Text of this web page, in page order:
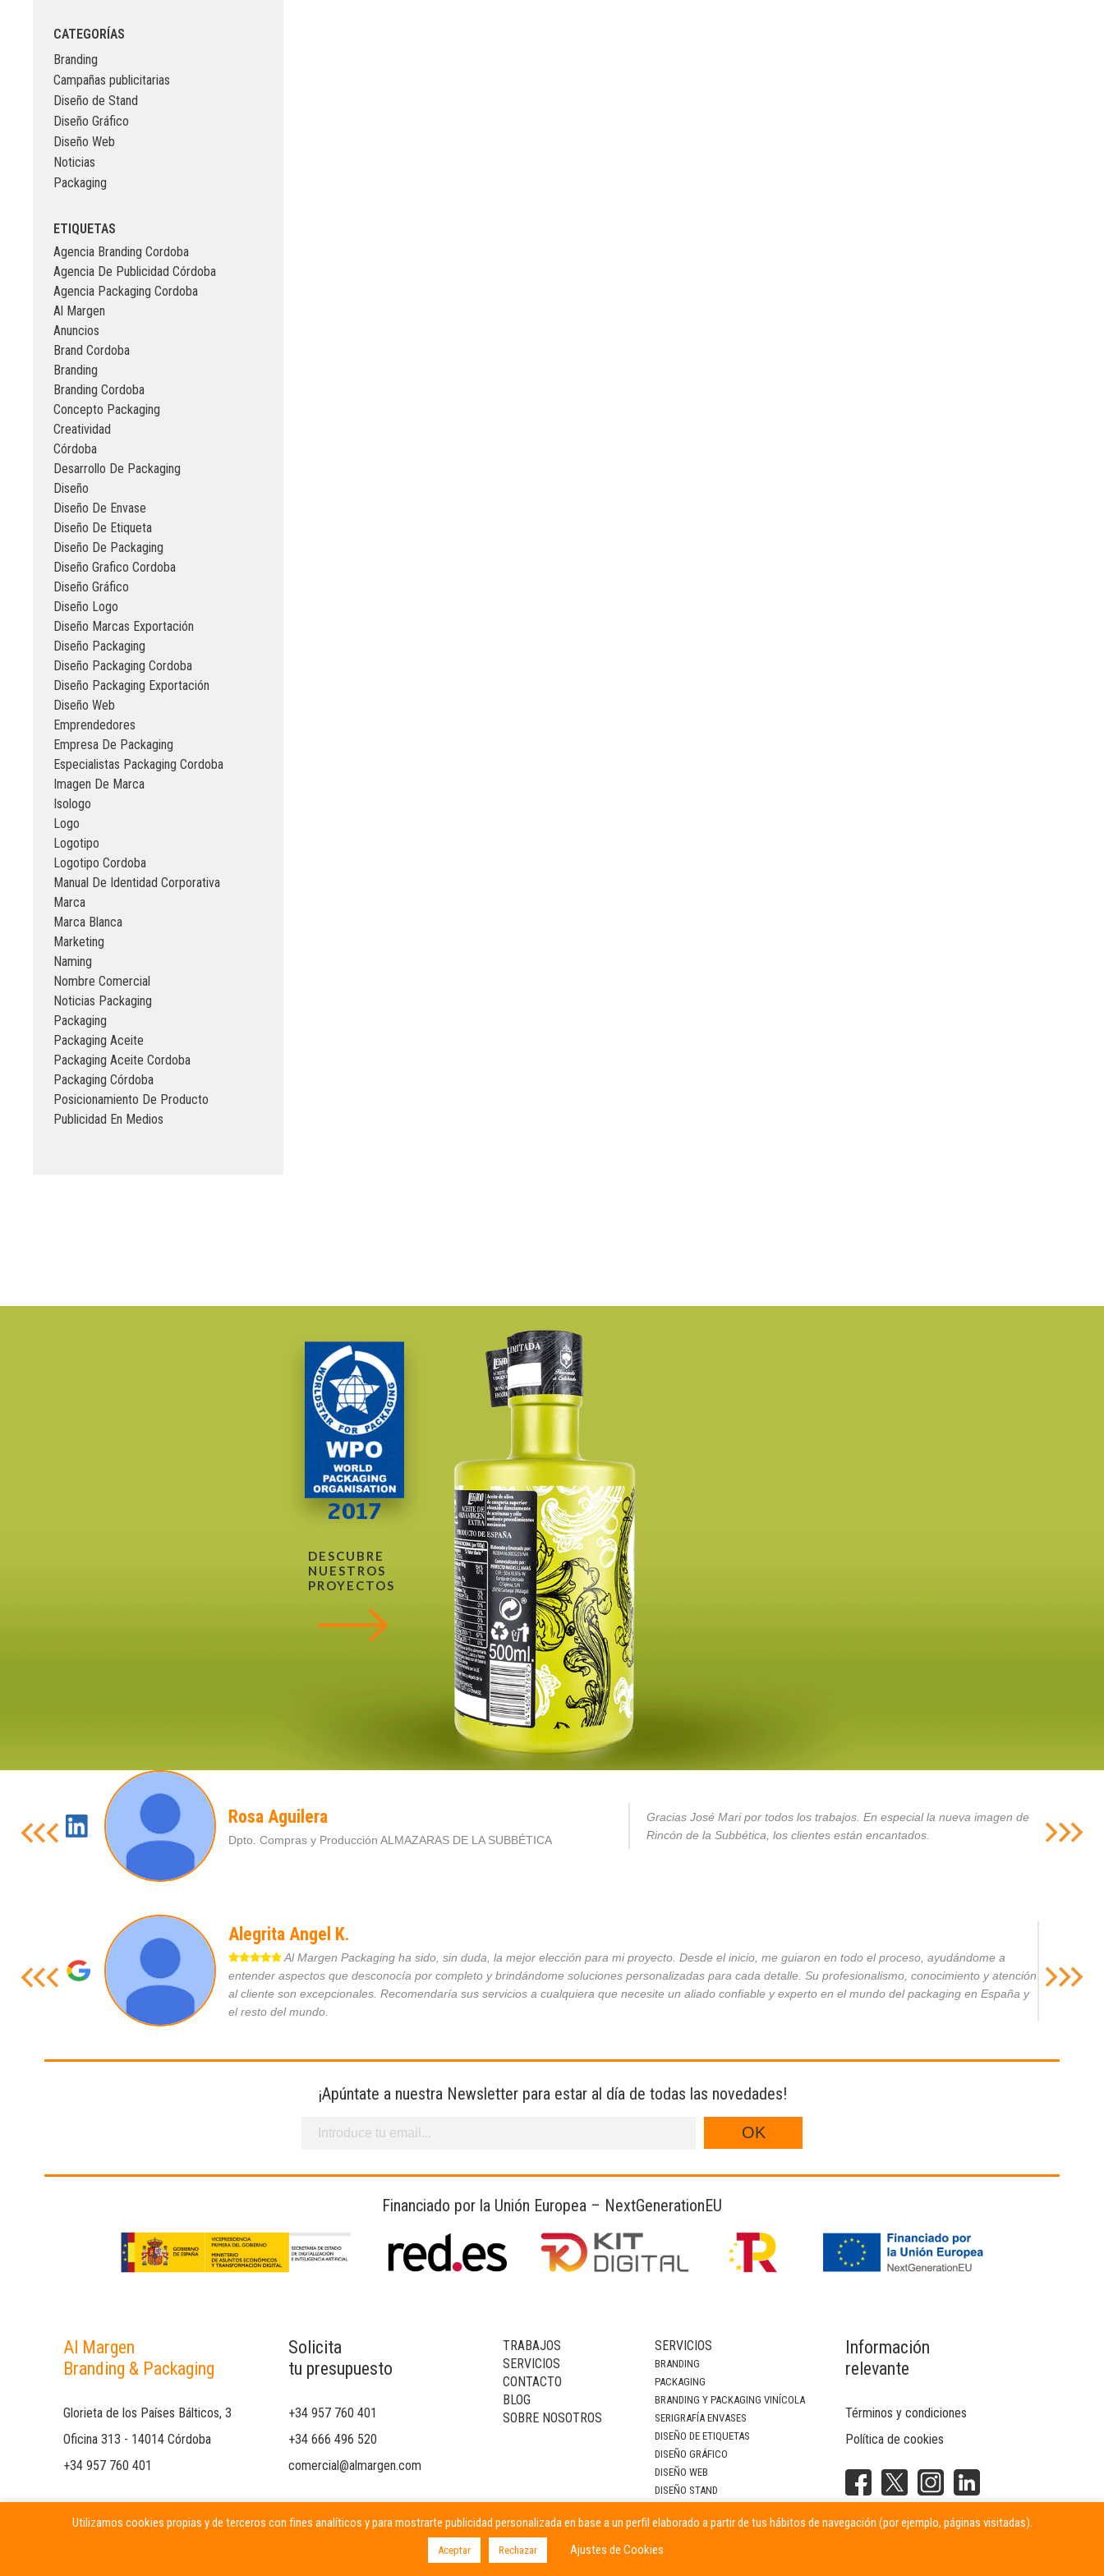
CATEGORÍAS
Branding
Campañas publicitarias
Diseño de Stand
Diseño Gráfico
Diseño Web
Noticias
Packaging
ETIQUETAS
Agencia Branding Cordoba
Agencia De Publicidad Córdoba
Agencia Packaging Cordoba
Al Margen
Anuncios
Brand Cordoba
Branding
Branding Cordoba
Concepto Packaging
Creatividad
Córdoba
Desarrollo De Packaging
Diseño
Diseño De Envase
Diseño De Etiqueta
Diseño De Packaging
Diseño Grafico Cordoba
Diseño Gráfico
Diseño Logo
Diseño Marcas Exportación
Diseño Packaging
Diseño Packaging Cordoba
Diseño Packaging Exportación
Diseño Web
Emprendedores
Empresa De Packaging
Especialistas Packaging Cordoba
Imagen De Marca
Isologo
Logo
Logotipo
Logotipo Cordoba
Manual De Identidad Corporativa
Marca
Marca Blanca
Marketing
Naming
Nombre Comercial
Noticias Packaging
Packaging
Packaging Aceite
Packaging Aceite Cordoba
Packaging Córdoba
Posicionamiento De Producto
Publicidad En Medios
DESCUBRE
NUESTROS
PROYECTOS
Rosa Aguilera
Dpto. Compras y Producción ALMAZARAS DE LA SUBBÉTICA
Gracias José Mari por todos los trabajos. En especial la nueva imagen de
Rincón de la Subbética, los clientes están encantados.
Alegrita Angel K.
Al Margen Packaging ha sido, sin duda, la mejor elección para mi proyecto. Desde el inicio, me guiaron en todo el proceso, ayudándome a
entender aspectos que desconocía por completo y brindándome soluciones personalizadas para cada detalle. Su profesionalismo, conocimiento y atención
al cliente son excepcionales. Recomendaría sus servicios a cualquiera que necesite un aliado confiable y experto en el mundo del packaging en España y
el resto del mundo.
¡Apúntate a nuestra Newsletter para estar al día de todas las novedades!
Financiado por la Unión Europea – NextGenerationEU
Al Margen
Branding & Packaging
Glorieta de los Países Bálticos, 3
Oficina 313 - 14014 Córdoba
+34 957 760 401
Solicita
tu presupuesto
+34 957 760 401
+34 666 496 520
comercial@almargen.com
TRABAJOS
SERVICIOS
CONTACTO
BLOG
SOBRE NOSOTROS
SERVICIOS
BRANDING
PACKAGING
BRANDING Y PACKAGING VINÍCOLA
SERIGRAFÍA ENVASES
DISEÑO DE ETIQUETAS
DISEÑO GRÁFICO
DISEÑO WEB
DISEÑO STAND
CAMPAÑAS PUBLICITARIAS
Información
relevante
Términos y condiciones
Política de cookies
Utilizamos cookies propias y de terceros con fines analíticos y para mostrarte publicidad personalizada en base a un perfil elaborado a partir de tus hábitos de navegación (por ejemplo, páginas visitadas).
Aceptar Rechazar Ajustes de Cookies